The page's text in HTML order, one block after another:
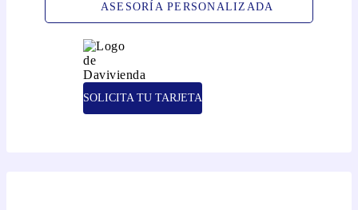
ASESORÍA PERSONALIZADA
SOLICITA TU TARJETA